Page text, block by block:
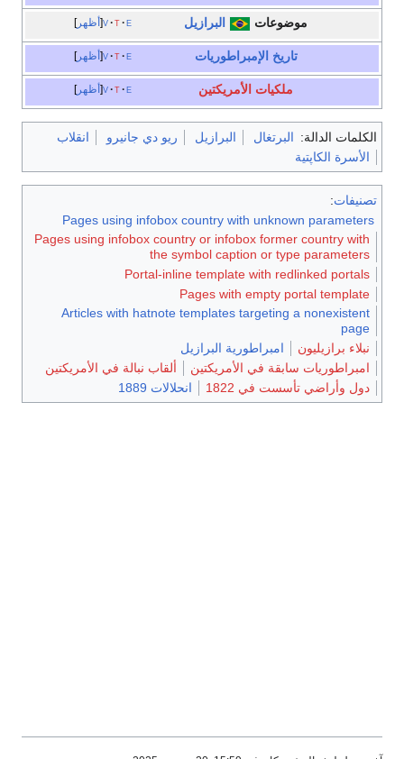
أظهر v t e موضوعات البرازيل
أظهر v t e تاريخ الإمبراطوريات
أظهر v t e ملكيات الأمريكتين
الكلمات الدالة: البرتغال البرازيل ريو دي جانيرو
انقلاب
الأسرة الكاپتية
تصنيفات:
Pages using infobox country with unknown parameters
Pages using infobox country or infobox former country with
the symbol caption or type parameters
Portal-inline template with redlinked portals
Pages with empty portal template
Articles with hatnote templates targeting a nonexistent
page
نبلاء برازيليون
امبراطورية البرازيل
امبراطوريات سابقة في الأمريكتين
ألقاب نبالة في الأمريكتين
دول وأراضي تأسست في 1822
انحلالات 1889